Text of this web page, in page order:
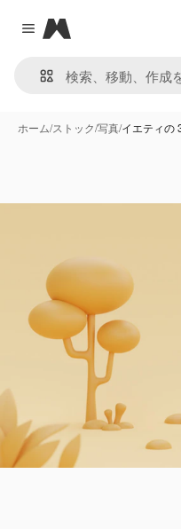
Close menu
Magnific
ホーム/ストック/写真/イエティの